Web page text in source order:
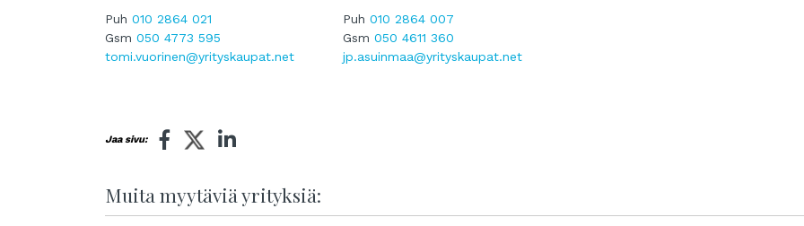
Puh 010 2864 021
Gsm 050 4773 595
tomi.vuorinen@yrityskaupat.net
Puh 010 2864 007
Gsm 050 4611 360
jp.asuinmaa@yrityskaupat.net
Jaa sivu:
Muita myytäviä yrityksiä: